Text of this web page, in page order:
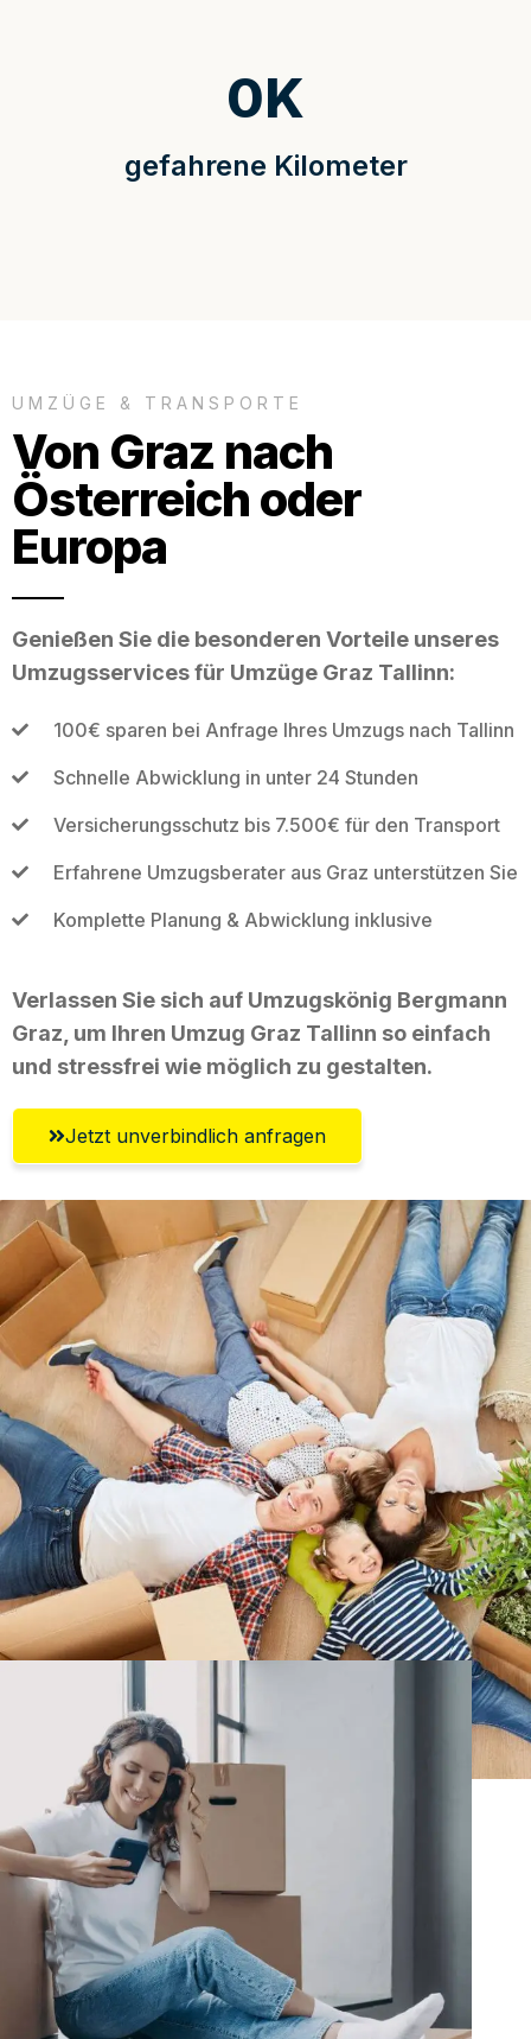
gefahrene Kilometer
0K
UMZÜGE & TRANSPORTE
Von Graz nach
Österreich oder
Europa
Genießen Sie die besonderen Vorteile unseres
Umzugsservices für Umzüge Graz Tallinn:
100€ sparen bei Anfrage Ihres Umzugs nach Tallinn
Schnelle Abwicklung in unter 24 Stunden
Versicherungsschutz bis 7.500€ für den Transport
Erfahrene Umzugsberater aus Graz unterstützen Sie
Komplette Planung & Abwicklung inklusive
Verlassen Sie sich auf Umzugskönig Bergmann
Graz, um Ihren Umzug Graz Tallinn so einfach
und stressfrei wie möglich zu gestalten.
Jetzt unverbindlich anfragen